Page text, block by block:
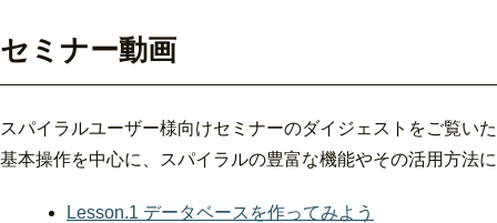
セミナー動画
スパイラルユーザー様向けセミナーのダイジェストをご覧い
基本操作を中心に、スパイラルの豊富な機能やその活用方
Lesson.1 データベースを作ってみよう